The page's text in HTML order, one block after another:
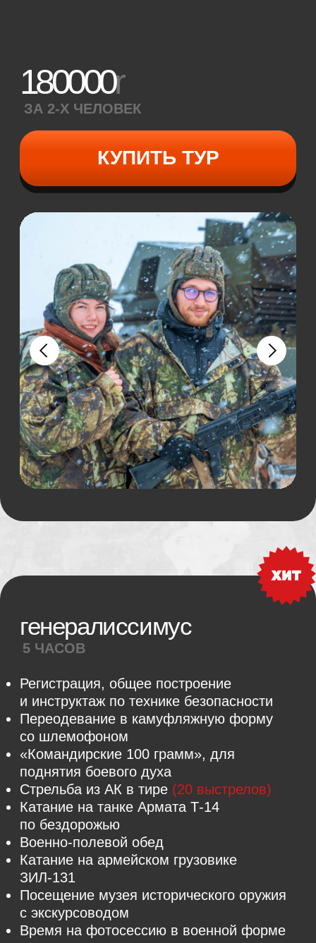
Мы всё предусмотрели
Наши Бигфуты обладают
бескомпромиссной проходимостью
по сложнейшим трассам и грунтам.
Огромные колеса вкупе с большим
ходом подвесок, подогревом сидений
и отличной грязезащитой обеспечат Вам
дополнение к танковому туру, так
зайти на нём в воду или с ветерком
проехаться по замёрзшему Икшинскому
водохранилищу. Не бойтесь: холодно
и мокро не будет!
Ознакомительный маршрут для новичков,
которые хотят попробовать управлять
и глубокой колее.
Брифинг и техника безопасности
Выдача экипировки
Обучение основам управления
квадроциклом-вездеходом
Самостоятельное управление
квадроциклом (30 минут) по заранее
продуманному маршруту
6000r
ЗА 2-Х ЧЕЛОВЕК
КУПИТЬ ТУР